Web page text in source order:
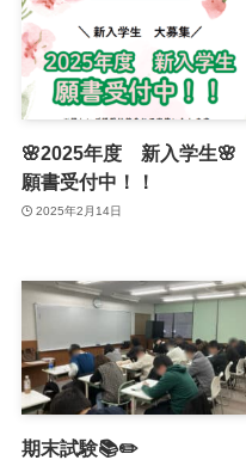
🌸2025年度 新入学生🌸
願書受付中！！
2025年2月14日
期末試験📚✏️